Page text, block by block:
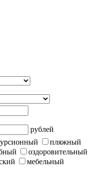
рублей
пляжный
оздоровительный
мебельный